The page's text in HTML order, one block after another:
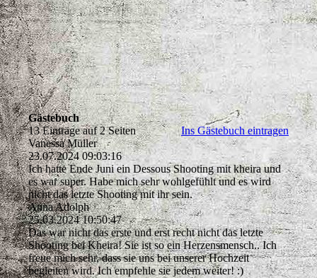
Gästebuch
13 Einträge auf 2 Seiten
Ins Gästebuch eintragen
Vanessa Müller
23.07.2024 09:03:16
Ich hatte Ende Juni ein Dessous Shooting mit kheira und
es war super. Habe mich sehr wohlgefühlt und es wird
nicht das letzte Shooting mit ihr sein.
Anna Adolph
25.03.2024 10:50:47
Das war nicht das erste und erst recht nicht das letzte
Shooting bei Kheira! Sie ist so ein Herzensmensch.. Ich
freue mich sehr, dass sie uns bei unserer Hochzeit
begleiten wird. Ich empfehle sie jedem weiter! :)